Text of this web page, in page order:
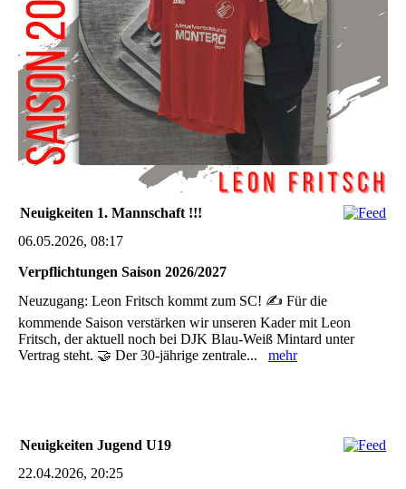
Neuigkeiten 1. Mannschaft !!!
06.05.2026, 08:17
Verpflichtungen Saison 2026/2027
Neuzugang: Leon Fritsch kommt zum SC! ✍️ Für die
kommende Saison verstärken wir unseren Kader mit Leon
Fritsch, der aktuell noch bei DJK Blau-Weiß Mintard unter
Vertrag steht. 🤝 Der 30-jährige zentrale... mehr
Neuigkeiten Jugend U19
22.04.2026, 20:25